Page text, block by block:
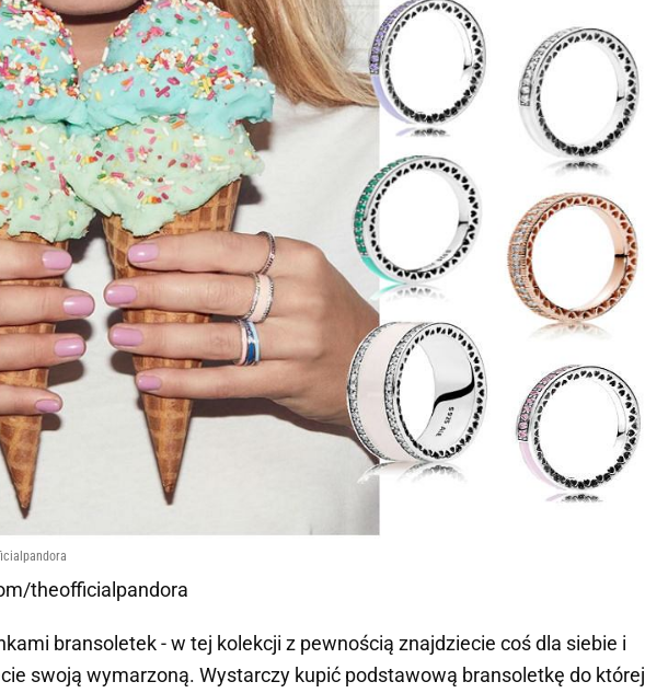
theofficialpandora
bransoletek - w tej kolekcji z pewnością znajdziecie coś dla siebie i
swoją wymarzoną. Wystarczy kupić podstawową bransoletkę do której